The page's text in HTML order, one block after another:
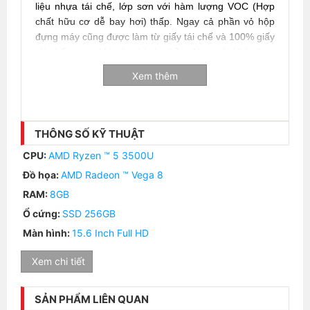
liệu nhựa tái chế, lớp sơn với hàm lượng VOC (Hợp
chất hữu cơ dễ bay hơi) thấp. Ngay cả phần vỏ hộp
đựng máy cũng được làm từ giấy tái chế và 100% giấy
gồm tới 90% vật liệu tái chế.
Bàn phím Inspiron 3515 lớn gõ thoải mái
Bàn phím mở rộng với khu vực phím số, kích thước
lớn hơn thông thường 6,4% và bàn di chuột rộng rãi
Xem thêm
THÔNG SỐ KỸ THUẬT
CPU:AMD Ryzen ™ 5 3500U
Đồ họa:AMD Radeon ™ Vega 8
RAM:8GB
Ổ cứng: SSD 256GB
Màn hình:15.6 Inch Full HD
Xem chi tiết
SẢN PHẨM LIÊN QUAN